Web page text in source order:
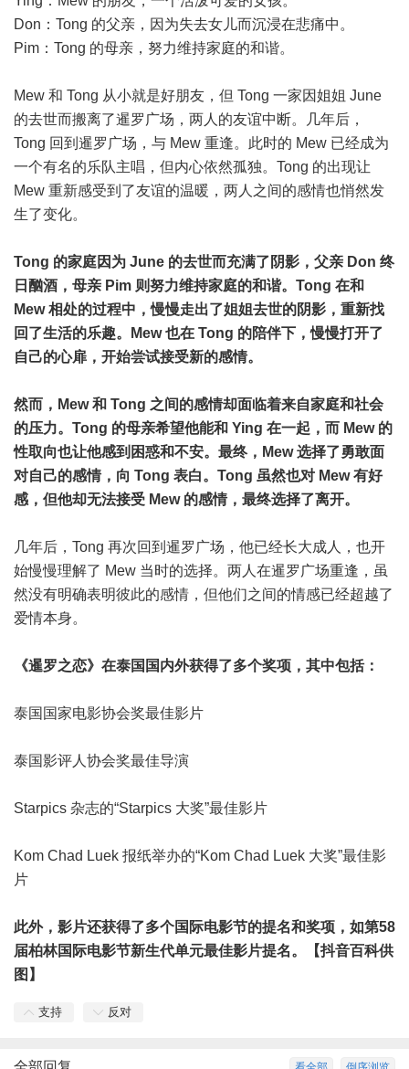
Don：Tong 的父亲，因为失去女儿而沉浸在悲痛中。
Pim：Tong 的母亲，努力维持家庭的和谐。
Mew 和 Tong 从小就是好朋友，但 Tong 一家因姐姐 June
的去世而搬离了暹罗广场，两人的友谊中断。几年后，
Tong 回到暹罗广场，与 Mew 重逢。此时的 Mew 已经成为
一个有名的乐队主唱，但内心依然孤独。Tong 的出现让
Mew 重新感受到了友谊的温暖，两人之间的感情也悄然发
生了变化。
Tong 的家庭因为 June 的去世而充满了阴影，父亲 Don 终
日酗酒，母亲 Pim 则努力维持家庭的和谐。Tong 在和
Mew 相处的过程中，慢慢走出了姐姐去世的阴影，重新找
回了生活的乐趣。Mew 也在 Tong 的陪伴下，慢慢打开了
自己的心扉，开始尝试接受新的感情。
然而，Mew 和 Tong 之间的感情却面临着来自家庭和社会
的压力。Tong 的母亲希望他能和 Ying 在一起，而 Mew 的
性取向也让他感到困惑和不安。最终，Mew 选择了勇敢面
对自己的感情，向 Tong 表白。Tong 虽然也对 Mew 有好
感，但他却无法接受 Mew 的感情，最终选择了离开。
几年后，Tong 再次回到暹罗广场，他已经长大成人，也开
始慢慢理解了 Mew 当时的选择。两人在暹罗广场重逢，虽
然没有明确表明彼此的感情，但他们之间的情感已经超越了
爱情本身。
《暹罗之恋》在泰国国内外获得了多个奖项，其中包括：
泰国国家电影协会奖最佳影片
泰国影评人协会奖最佳导演
Starpics 杂志的“Starpics 大奖”最佳影片
Kom Chad Luek 报纸举办的“Kom Chad Luek 大奖”最佳影
片
此外，影片还获得了多个国际电影节的提名和奖项，如第58
届柏林国际电影节新生代单元最佳影片提名。【抖音百科供
图】
支持 反对